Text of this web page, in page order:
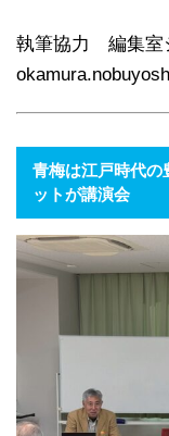
執筆協力 編集室
青梅は江戸時代
ットが講演会